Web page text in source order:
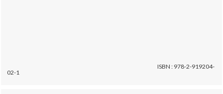
ISBN : 978-2-919204-
02-1